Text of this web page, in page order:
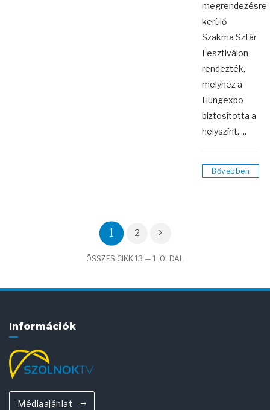
megrendezésre
kerülő
Szakma Sztár
Fesztiválon
rendezték,
melyhez a
Hungexpo
biztosította a
helyszínt. ...
Bővebben
1 2
ÖSSZES CIKK 13 — 1. OLDAL
Információk
Médiaajánlat